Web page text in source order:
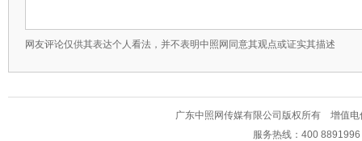
网友评论仅供其表达个人看法，并不表明中照网同意其观点或证实其描述
广东中照网传媒有限公司版权所有 增值
服务热线：400 8891996